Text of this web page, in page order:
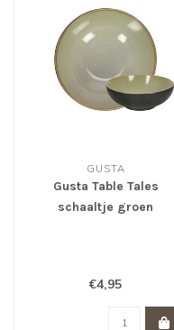
GUSTA
Gusta Table Tales
schaaltje groen
€4,95